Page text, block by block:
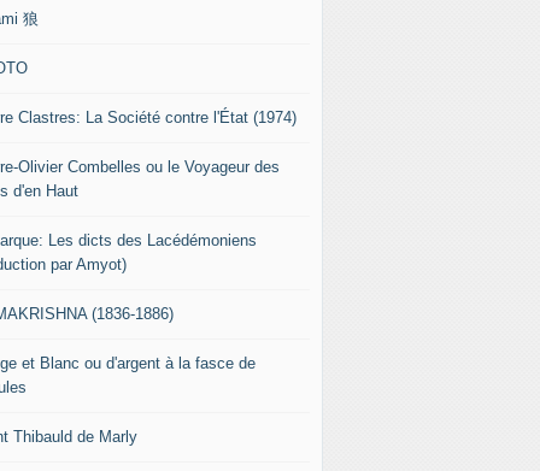
狼
Clastres: La Société contre l'État (1974)
Olivier Combelles ou le Voyageur des
d'en Haut
Les dicts des Lacédémoniens
par Amyot)
(1836-1886)
et Blanc ou d'argent à la fasce de
Thibauld de Marly